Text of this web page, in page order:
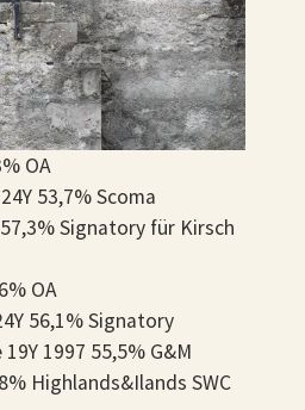
OA
53,7% Scoma
57,3% Signatory für Kirsch
OA
56,1% Signatory
1997 55,5% G&M
Highlands&Ilands SWC